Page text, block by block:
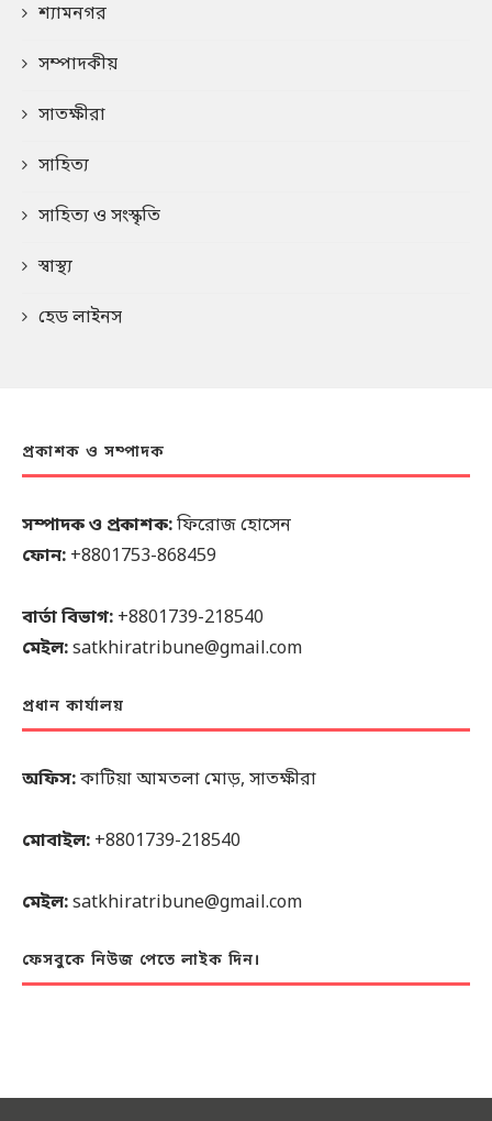
শ্যামনগর
সম্পাদকীয়
সাতক্ষীরা
সাহিত্য
সাহিত্য ও সংস্কৃতি
স্বাস্থ্য
হেড লাইনস
প্রকাশক ও সম্পাদক
সম্পাদক ও প্রকাশক:ফিরোজ হোসেন
ফোন: +8801753-868459
বার্তা বিভাগ: +8801739-218540
মেইল:satkhiratribune@gmail.com
প্রধান কার্যালয়
অফিস:কাটিয়া আমতলা মোড়, সাতক্ষীরা
মোবাইল: +8801739-218540
মেইল:satkhiratribune@gmail.com
ফেসবুকে নিউজ পেতে লাইক দিন।